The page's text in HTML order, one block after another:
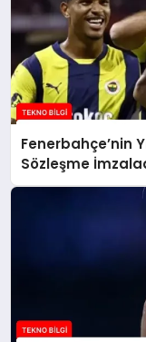
Fenerbahçe’nin
Sözleşme